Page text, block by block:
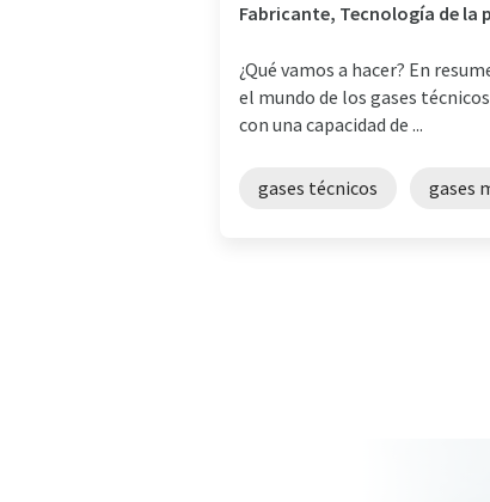
Fabricante, Tecnología de la
¿Qué vamos a hacer? En
el mundo de los gases
con una capacidad de ...
gases técnicos gases